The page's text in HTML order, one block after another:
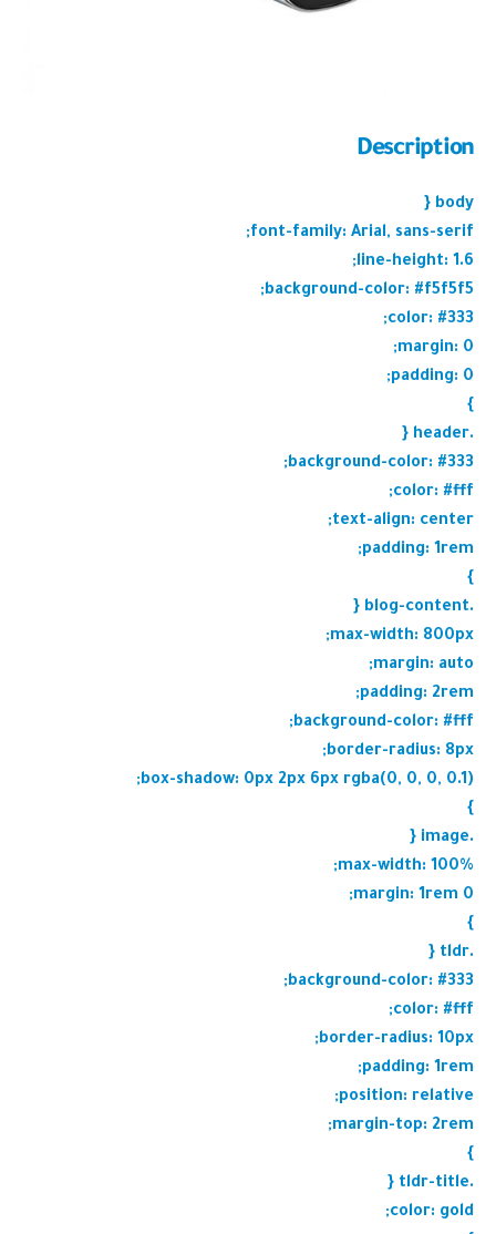
Description
body {
font-family: Arial, sans-serif;
line-height: 1.6;
background-color: #f5f5f5;
color: #333;
margin: 0;
padding: 0;
}
.header {
background-color: #333;
color: #fff;
text-align: center;
padding: 1rem;
}
.blog-content {
max-width: 800px;
margin: auto;
padding: 2rem;
background-color: #fff;
border-radius: 8px;
box-shadow: 0px 2px 6px rgba(0, 0, 0, 0.1);
}
.image {
max-width: 100%;
margin: 1rem 0;
}
.tldr {
background-color: #333;
color: #fff;
border-radius: 10px;
padding: 1rem;
position: relative;
margin-top: 2rem;
}
.tldr-title {
color: gold;